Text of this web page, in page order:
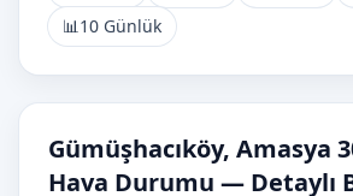
📊10 Günlük
Gümüşhacıköy, Amasya
Hava Durumu — Detaylı